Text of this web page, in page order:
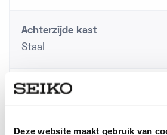
Deze website maakt gebruik van
Achterzijde kast
Staal
Schroefdeksel
Ja